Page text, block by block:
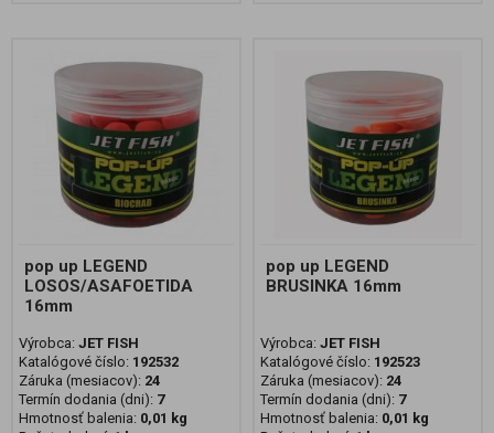
pop up LEGEND
LOSOS/ASAFOETIDA
16mm
Výrobca: JET FISH
Katalógové číslo: 192532
Záruka (mesiacov): 24
Termín dodania (dni): 7
Hmotnosť balenia: 0,01 kg
pop up LEGEND
BRUSINKA 16mm
Výrobca: JET FISH
Katalógové číslo: 192523
Záruka (mesiacov): 24
Termín dodania (dni): 7
Hmotnosť balenia: 0,01 kg